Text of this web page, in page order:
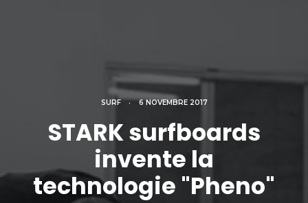
NO PLASTIC LETTER
RECHERCHESURF • 6 NOVEMBRE 2017
STARK surfboards
invente la
technologie "Pheno"